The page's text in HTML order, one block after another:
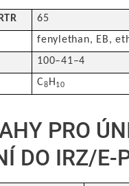
65
fenylethan, EB,
100–41–4
C8H10
PRO
DO IRZ/E-